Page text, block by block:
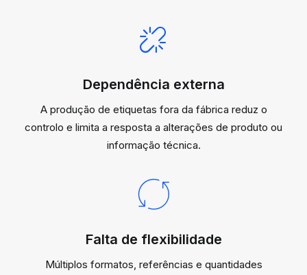
Dependência externa
A produção de etiquetas fora da fábrica reduz o
controlo e limita a resposta a alterações de produto ou
informação técnica.
Falta de flexibilidade
Múltiplos formatos, referências e quantidades